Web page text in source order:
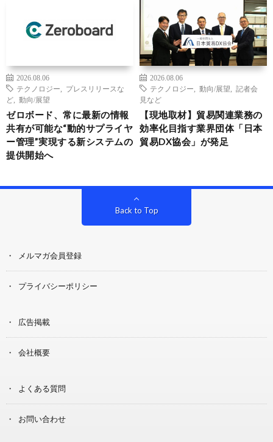
2026.08.06
テクノロジー
プレスリリースな
ど
動向/展望
ゼロボード、常に最新の情報
共有が可能な“動的サプライヤ
ー管理”実現する新システムの
提供開始へ
2026.08.06
テクノロジー
動向/展望
記者会
見など
【現地取材】貿易関連業務の
効率化目指す業界団体「日本
貿易DX協会」が発足
Back to Top
メルマガ会員登録
プライバシーポリシー
広告掲載
会社概要
よくある質問
お問い合わせ